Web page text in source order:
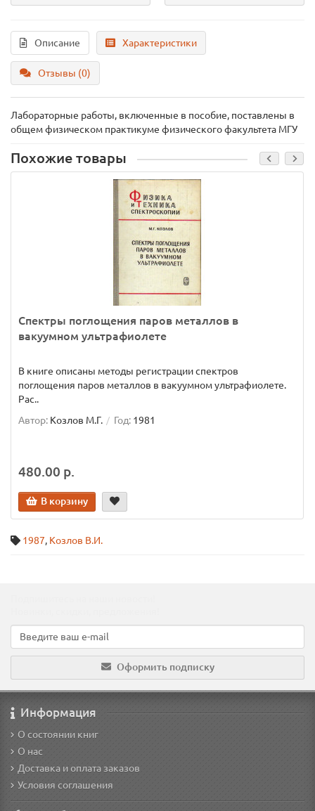
Описание Характеристики
Отзывы (0)
Лабораторные работы, включенные в пособие, поставлены в
общем физическом практикуме физического факультета МГУ
Похожие товары
Спектры поглощения паров металлов в
вакуумном ультрафиолете
В книге описаны методы регистрации спектров
поглощения паров металлов в вакуумном ультрафиолете.
Рас..
Автор: Козлов М.Г. Год: 1981
480.00 р.
В корзину
1987, Козлов В.И.
Оформить подписку
Информация
О состоянии книг
О нас
Доставка и оплата заказов
Условия соглашения